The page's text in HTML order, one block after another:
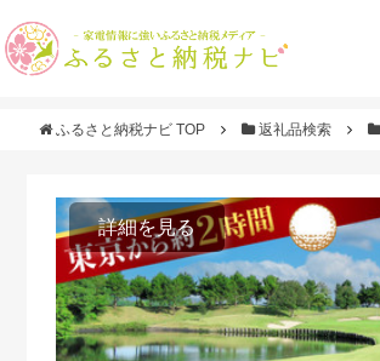
ふるさと納税ナビ TOP 返礼品検索
詳細を見る